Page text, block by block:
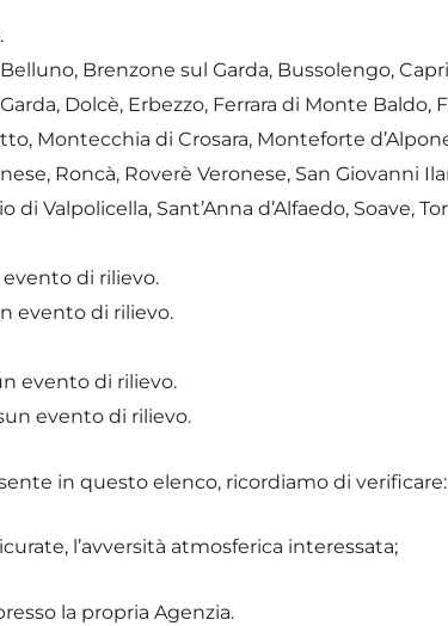
Brenzone sul Garda, Bussolengo,
Dolcè, Erbezzo, Ferrara di Monte Baldo,
Montecchia di Crosara, Monteforte
Roncà, Roverè Veronese, San Giovanni
Valpolicella, Sant’Anna d’Alfaedo, Soave,
di rilievo.
evento di rilievo.
evento di rilievo.
evento di rilievo.
in questo elenco, ricordiamo di verificare:
l’avversità atmosferica interessata;
la propria Agenzia.